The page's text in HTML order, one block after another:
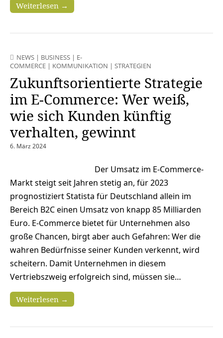
Weiterlesen →
NEWS | BUSINESS | E-
COMMERCE | KOMMUNIKATION | STRATEGIEN
Zukunftsorientierte Strategie
im E-Commerce: Wer weiß,
wie sich Kunden künftig
verhalten, gewinnt
6. März 2024
Der Umsatz im E-Commerce-
Markt steigt seit Jahren stetig an, für 2023
prognostiziert Statista für Deutschland allein im
Bereich B2C einen Umsatz von knapp 85 Milliarden
Euro. E-Commerce bietet für Unternehmen also
große Chancen, birgt aber auch Gefahren: Wer die
wahren Bedürfnisse seiner Kunden verkennt, wird
scheitern. Damit Unternehmen in diesem
Vertriebszweig erfolgreich sind, müssen sie…
Weiterlesen →